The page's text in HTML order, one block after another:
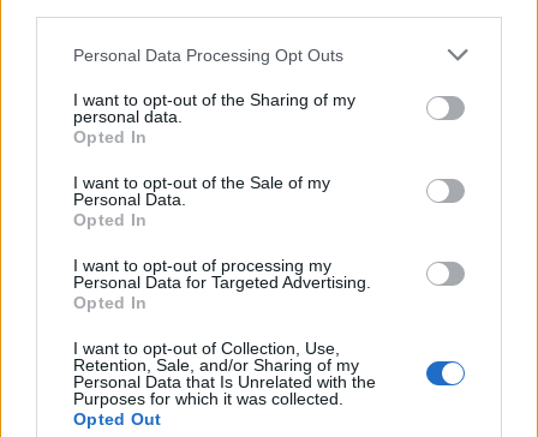
Please note that this website/app uses one or more Google
not limited to your visit or usage behaviour. You may click to
grant or deny consent to Google and its third-party tags to
use your data for below specified purposes in below Google
consent section.
Personal Data Processing Opt Outs
I want to opt-out of the Sharing of my
personal data.
Opted In
I want to opt-out of the Sale of my
Personal Data.
Opted In
I want to opt-out of processing my
Personal Data for Targeted Advertising.
Opted In
I want to opt-out of Collection, Use,
Retention, Sale, and/or Sharing of my
Personal Data that Is Unrelated with the
Purposes for which it was collected.
Opted Out
Jānis Spīčs
Latvieši izlekteņi vienmēr ir bāzuši savus degunus
kur viņiem neprasa un vienmēr skrējuši zirgam pa
priekšu. Un pēc tam gaudojuši kā dabūjuši ar koku
pa mugurkaulu un gaudo vēl šobaltdien. Latviešu
centās pieprasīt, lai tiktu veidoti leģioni (divi), kas
lietu asinis par Hitlera režīmu. Un karotu pret ASV.
leģionu, par ko divi ģenerāļi nokļuva Salaspils
koncentrācijas nometnē] Leģionāri nebija
Dzimtenes aizstāvji, kā latviešu pašpārvaldes kara